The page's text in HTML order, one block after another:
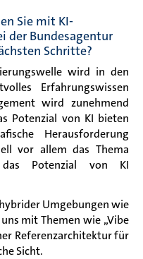
Sie mit KI-
der Bundesagentur
Schritte?
wird in den
Erfahrungswissen
wird zunehmend
Potenzial von KI bieten
Herausforderung
vor allem das Thema
Potenzial von KI
Umgebungen wie
mit Themen wie „Vibe
Referenzarchitektur für
Sicht.